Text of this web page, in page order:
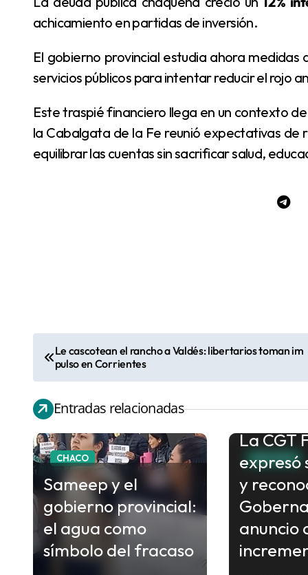
achicamiento en partidas de inversión.
El gobierno provincial estudia ahora medidas de contención del gasto y la revisión de tarifas de
servicios públicos para intentar reducir el rojo
Este traspié financiero llega en un contexto de alta inflación y fuertes exigencias sociales. Si bien
la Cabalgata de la Fe reunió expectativas de
equilibrar las cuentas sin sacrificar salud,
a
v
e
g
a
i
Le cascotean el rancho a Valdés: libertarios toman im
pulso en Corrientes
Entradas relacionadas
CHACO
Sameep y el
gobierno provincial:
el agua como
símbolo del fracaso
POLITICA
La CGT
expresó
y
anuncio